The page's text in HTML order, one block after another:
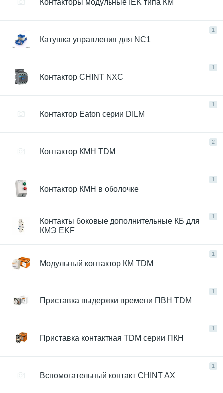
Контакторы модульные IEK типа КМ
1
Катушка управления для NC1
1
Контактор CHINT NXC
1
Контактор Eaton серии DILM
2
Контактор КМН TDM
1
Контактор КМН в оболочке
1
Контакты боковые дополнительные КБ для
КМЭ EKF
1
Модульный контактор КМ TDM
1
Приставка выдержки времени ПВН TDM
1
Приставка контактная TDM серии ПКН
1
Вспомогательный контакт CHINT AX